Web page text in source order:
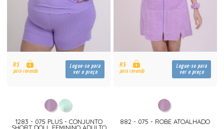
R$
para revenda
Logue-se para
ver o preço
1283 - 075 PLUS - CONJUNTO
R$
para revenda
Logue-se para
ver o preço
882 - 075 - ROBE ATOALHADO